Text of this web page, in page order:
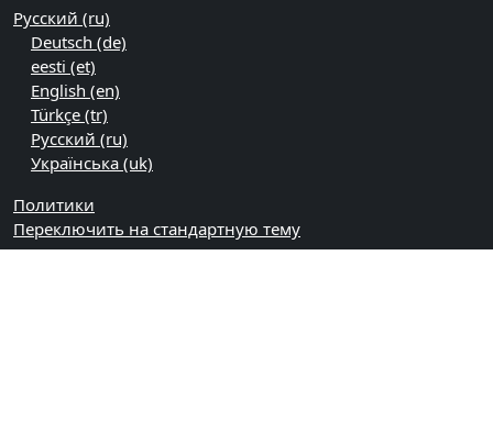
Русский ‎(ru)‎
Deutsch ‎(de)‎
eesti ‎(et)‎
English ‎(en)‎
Türkçe ‎(tr)‎
Русский ‎(ru)‎
Українська ‎(uk)‎
Политики
Переключить на стандартную тему